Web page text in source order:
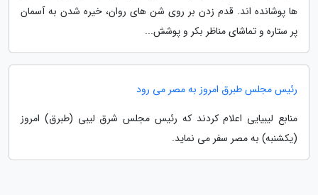
ها پوشانده اند. قدم زدن بر روی شن های روان، خیره شدن به آسمان
پر ستاره و تماشای مناظر بکر و پوشش...
رئیس مجلس طبرق امروز به مصر می رود
منابع لیبیایی اعلام کردند که رئیس مجلس شرق لیبی (طبرق) امروز
(یکشنبه) به مصر سفر می نماید.